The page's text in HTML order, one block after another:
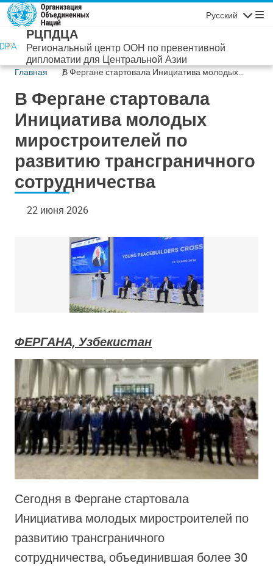
Перейти к основному содержанию
Русский
РЦПДЦА
Региональный центр ООН по превентивной
дипломатии для Центральной Азии
Главная
В Фергане стартовала Инициатива молодых
сотрудничества
В Фергане стартовала
Инициатива молодых
миростроителей по
развитию трансграничного
сотрудничества
22 июня 2026
ФЕРГАНА, Узбекистан
Сегодня в Фергане стартовала
Инициатива молодых миростроителей по
развитию трансграничного
сотрудничества, объединившая более 30